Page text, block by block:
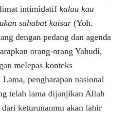
intimidatif kalau kau
sahabat kaisar(Yoh.
dengan pedang dan agenda
orang-orang Yahudi,
melepas konteks
pengharapan nasional
telah lama dijanjikan Allah
keturunanmu akan lahir